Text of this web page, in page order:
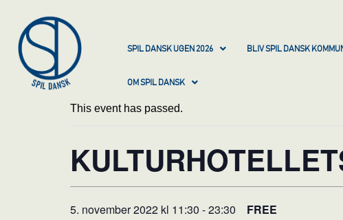
SPIL DANSK UGEN 2026 BLIV SPIL DANSK
OM SPIL DANSK
This event has passed.
5. november 2022 kl 11:30 -23:30 FREE